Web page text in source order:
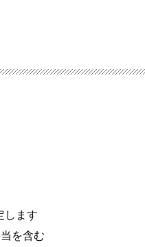
します
を含む